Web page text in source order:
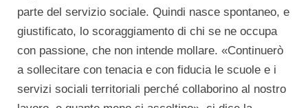
parte del servizio sociale. Quindi nasce spontaneo, e
giustificato, lo scoraggiamento di chi se ne occupa
con passione, che non intende mollare. «Continuerò
a sollecitare con tenacia e con fiducia le scuole e i
servizi sociali territoriali perché collaborino al nostro